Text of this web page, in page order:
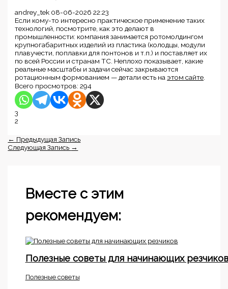
andrey_tek 08-06-2026 22:23
Если кому-то интересно практическое применение таких
технологий, посмотрите, как это делают в
промышленности: компания занимается ротомолдингом
крупногабаритных изделий из пластика (колодцы, модули
плавучести, поплавки для понтонов и т.п.) и поставляет их
по всей России и странам ТС. Неплохо показывает, какие
реальные масштабы и задачи сейчас закрываются
ротационным формованием — детали есть наэтом сайте
Всего просмотров: 294
3
2
← Предыдущая Запись
Следующая Запись →
Вместе с этим
рекомендуем:
Полезные советы для начинающих резчиков
Полезные советы